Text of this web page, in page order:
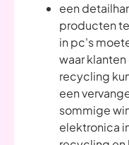
een
producten
in pc's
waar
recycling
een
sommige
elektronica